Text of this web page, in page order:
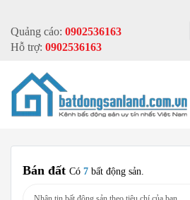
Quảng cáo: 0902536163
Hỗ trợ: 0902536163
Bán đất Có 7 bất động sản.